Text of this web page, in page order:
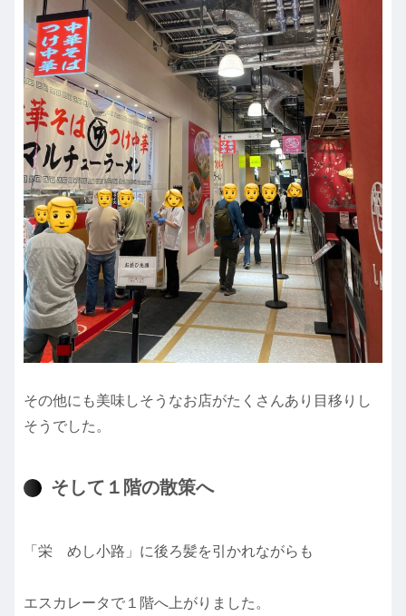
その他にも美味しそうなお店がたくさんあり目移りし
そうでした。
そして１階の散策へ
「栄 めし小路」に後ろ髪を引かれながらも
エスカレータで１階へ上がりました。